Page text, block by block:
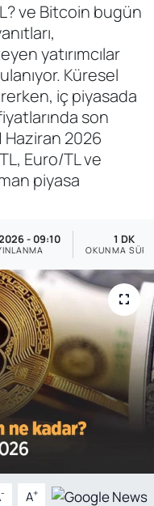
ve Bitcoin bugün
yatırımcılar
Küresel
iç piyasada
son
2026
Euro/TL ve
piyasa
- 09:10 1 DK
OKUNMA
- A+